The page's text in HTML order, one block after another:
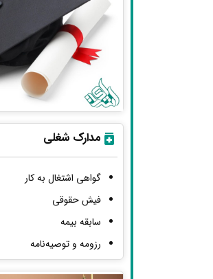
مدارک شغلی
گواهی اشتغال به کار
فیش حقوقی
سابقه بیمه
رزومه و توصیه‌نامه